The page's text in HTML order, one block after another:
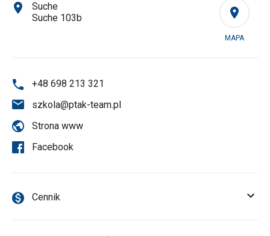
MAPA
Suche
Suche 103b
+48 698 213 321
szkola@ptak-team.pl
Strona www
Facebook
Cennik